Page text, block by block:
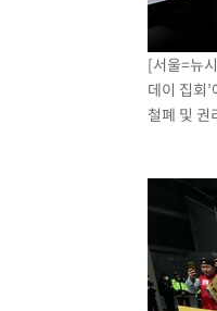
[서울=뉴
데이 집회
철폐 및